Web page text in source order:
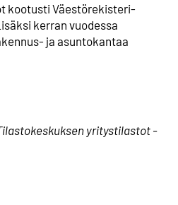
kootusti Väestörekisteri­
kerran vuodessa
ja asunto­kantaa
yritystilastot -